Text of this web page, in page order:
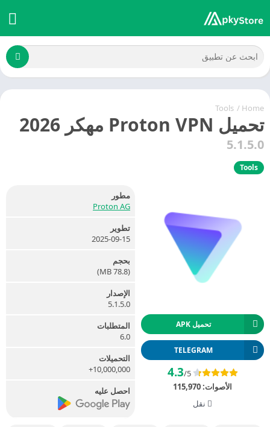
Home
/
Tools
تحميل Proton VPN مهكر 2026
5.1.5.0
Tools
تحميل APK
TELEGRAM
4.3/5
الأصوات:115,970
نقل
مطور
Proton AG
تطوير
2025-09-15
بحجم
(78.8 MB)
الإصدار
5.1.5.0
المتطلبات
6.0
التحميلات
10,000,000+
احصل عليه